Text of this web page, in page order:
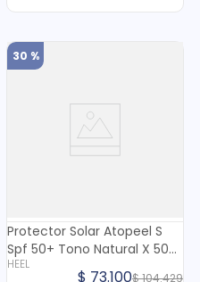
30 %
Protector Solar Atopeel S
Spf 50+ Tono Natural X 50
Gr
HEEL
$104.429
$ 73.100